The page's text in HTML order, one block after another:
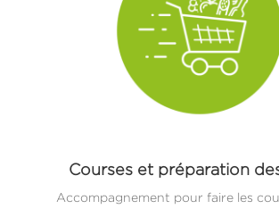
Courses et préparation
Accompagnement pour faire les